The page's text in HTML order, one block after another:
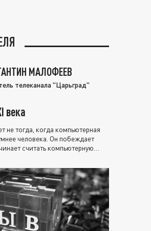
МАЛОФЕЕВ
телеканала "Царьград"
века
тогда, когда компьютерная
человека. Он побеждает
считать компьютерную